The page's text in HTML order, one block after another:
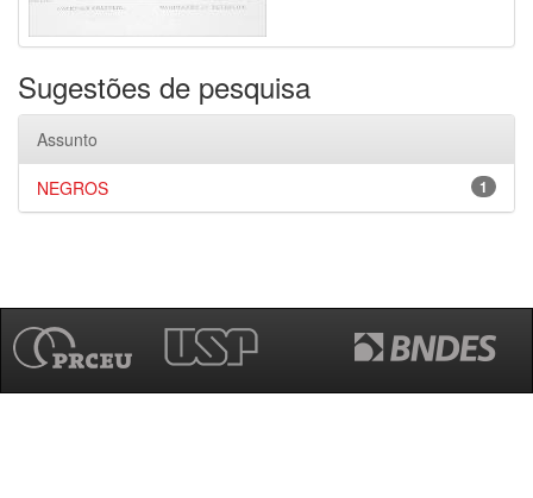
Sugestões de pesquisa
Assunto
1
NEGROS